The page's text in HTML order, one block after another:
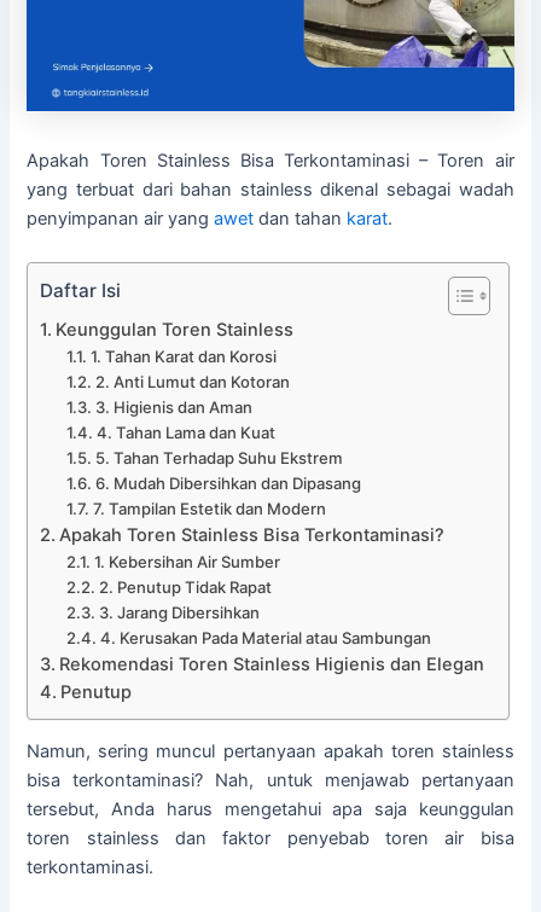
Apakah Toren Stainless Bisa Terkontaminasi – Toren air
yang terbuat dari bahan stainless dikenal sebagai wadah
penyimpanan air yangawet dan tahan karat.
Daftar Isi
Keunggulan Toren Stainless
1. Tahan Karat dan Korosi
2. Anti Lumut dan Kotoran
3. Higienis dan Aman
4. Tahan Lama dan Kuat
5. Tahan Terhadap Suhu Ekstrem
6. Mudah Dibersihkan dan Dipasang
7. Tampilan Estetik dan Modern
Apakah Toren Stainless Bisa Terkontaminasi?
1. Kebersihan Air Sumber
2. Penutup Tidak Rapat
3. Jarang Dibersihkan
4. Kerusakan Pada Material atau Sambungan
Rekomendasi Toren Stainless Higienis dan Elegan
Penutup
Namun, sering muncul pertanyaan apakah toren stainless
bisa terkontaminasi? Nah, untuk menjawab pertanyaan
tersebut, Anda harus mengetahui apa saja keunggulan
toren stainless dan faktor penyebab toren air bisa
terkontaminasi.